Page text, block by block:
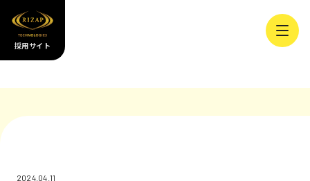
採用サイト
2024.04.11